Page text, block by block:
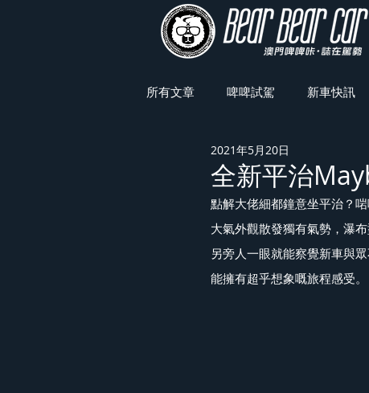
所有文章 啤啤試駕 新車快訊
車展焦點
全新平治
2021年5月20日
點解大佬細都鐘意坐平治？
大氣外觀散發獨有氣勢，瀑
另旁人一眼就能察覺新車與
能擁有超乎想象嘅旅程感受。